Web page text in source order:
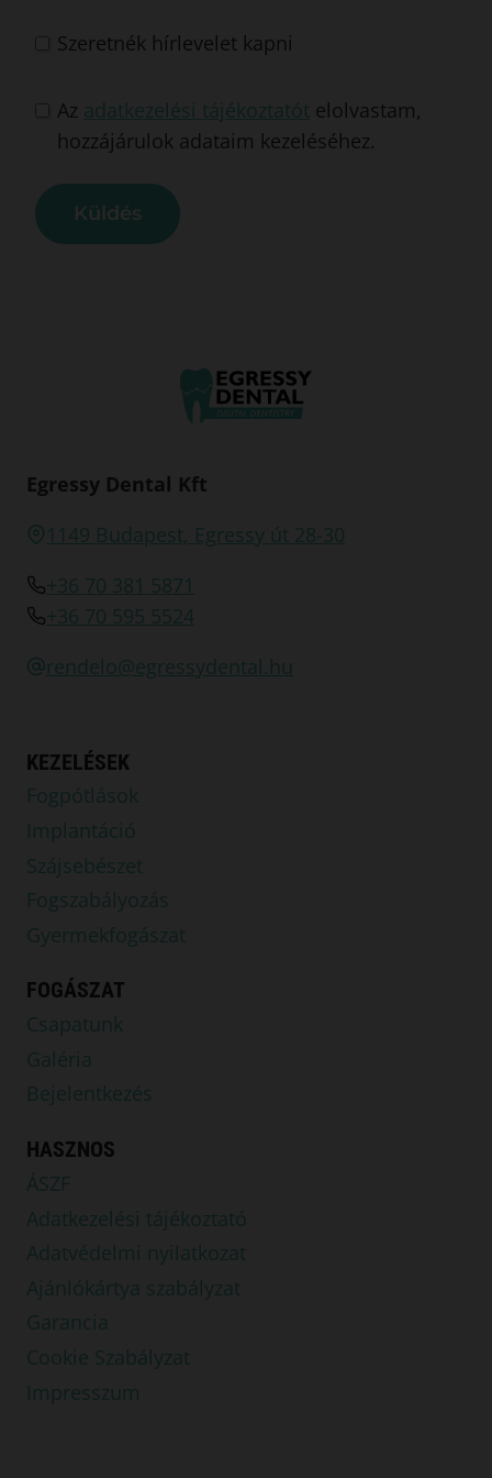
+
6
Szeretnék hírlevelet kapni
Az adatkezelési tájékoztatót elolvastam,
hozzájárulok adataim kezeléséhez.
Küldés
Egressy Dental Kft
1149 Budapest, Egressy út 28-30
+36 70 381 5871
+36 70 595 5524
rendelo@egressydental.hu
KEZELÉSEK
Fogpótlások
Implantáció
Szájsebészet
Fogszabályozás
Gyermekfogászat
FOGÁSZAT
Csapatunk
Galéria
Bejelentkezés
HASZNOS
ÁSZF
Adatkezelési tájékoztató
Adatvédelmi nyilatkozat
Ajánlókártya szabályzat
Garancia
Cookie Szabályzat
Impresszum